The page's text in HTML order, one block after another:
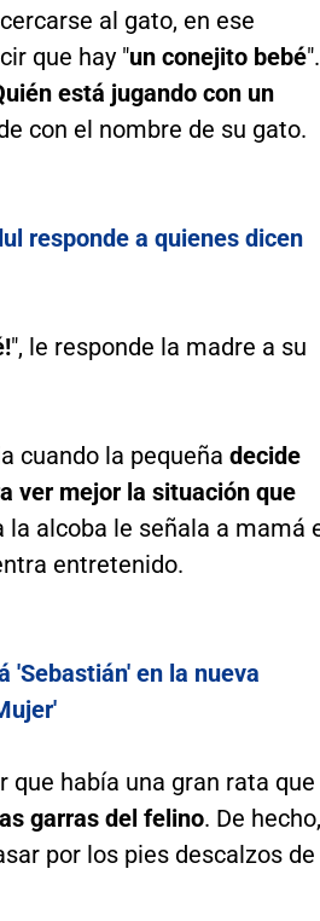
al gato, en ese
que hay "un conejito bebé".
está jugando con un
con el nombre de su gato.
responde a quienes dicen
", le responde la madre a su
cuando la pequeña decide
ver mejor la situación que
la alcoba le señala a mamá
entretenido.
'Sebastián' en la nueva
que había una gran rata que
garras del felino. De hecho,
por los pies descalzos de